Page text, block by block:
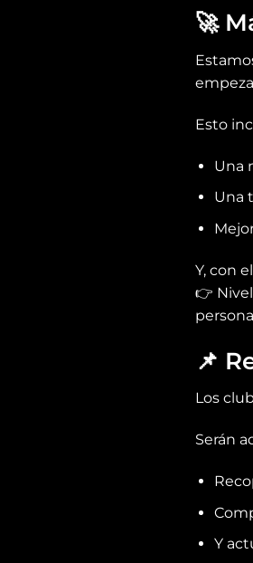
🚀
Esto
Una
Una
Y, con
👉
📌
Los
Serán
Y